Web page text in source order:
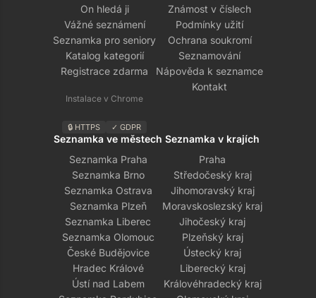
On hledá ji
Vážné seznámení
Seznamka pro seniory
Katalog kategorií
Registrace zdarma
Instalace v Chrome
🔒 HTTPS ✓ GDPR
Známost v číslech
Podmínky užití
Ochrana soukromí
Seznamování
Nápověda k seznamce
Kontakt
Seznamka ve městech
Seznamka Praha
Seznamka Brno
Seznamka Ostrava
Seznamka Plzeň
Seznamka Liberec
Seznamka Olomouc
České Budějovice
Hradec Králové
Ústí nad Labem
Seznamka v krajích
Praha
Středočeský kraj
Jihomoravský kraj
Moravskoslezský kraj
Jihočeský kraj
Plzeňský kraj
Ústecký kraj
Liberecký kraj
Královéhradecký kraj